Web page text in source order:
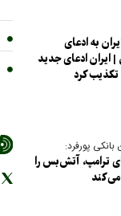
به ادعای
ایران ادعای جدید
تکذیب کرد
پورفرد:
ترامپ، آتش‌بس را
می‌کند